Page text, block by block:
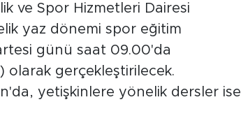
ve Spor Hizmetleri Dairesi
yaz dönemi spor eğitim
günü saat 09.00'da
olarak gerçekleştirilecek.
yetişkinlere yönelik dersler ise